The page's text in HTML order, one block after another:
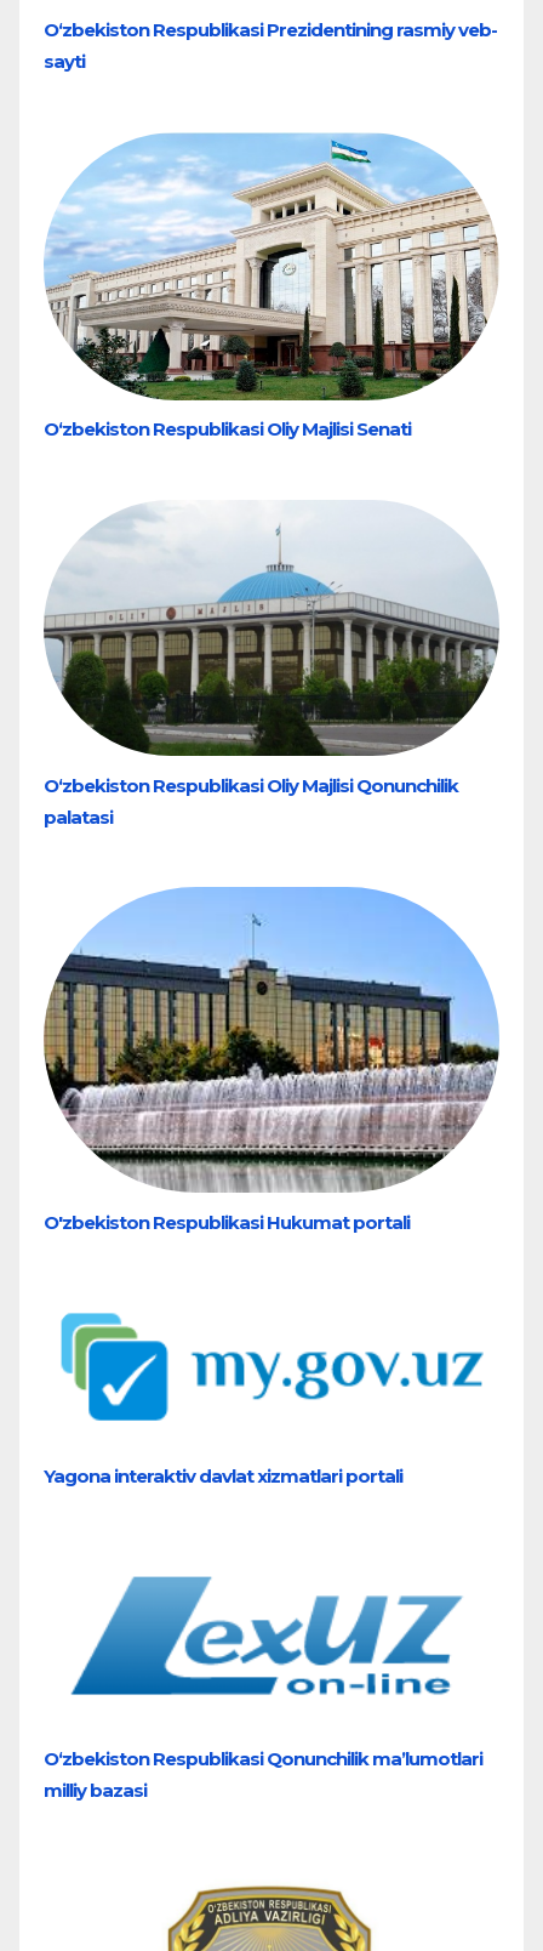
O‘zbekiston Respublikasi Prezidentining rasmiy veb-
sayti
O‘zbekiston Respublikasi Oliy Majlisi Senati
O‘zbekiston Respublikasi Oliy Majlisi Qonunchilik
palatasi
O'zbekiston Respublikasi Hukumat portali
Yagona interaktiv davlat xizmatlari portali
O‘zbekiston Respublikasi Qonunchilik ma’lumotlari
milliy bazasi